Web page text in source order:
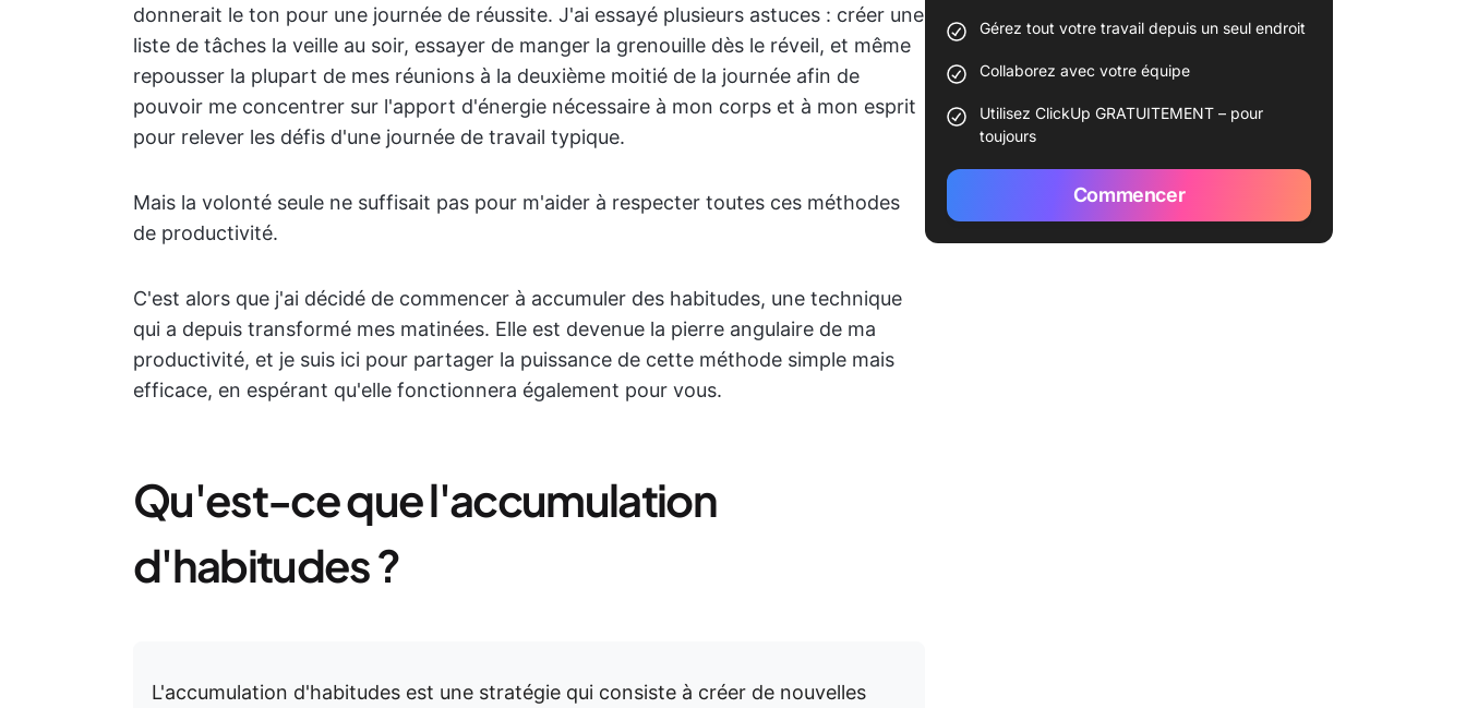
donnerait le ton pour une journée de réussite. J'ai essayé plusieurs astuces : créer une
liste de tâches la veille au soir, essayer de manger la grenouille dès le réveil, et même
repousser la plupart de mes réunions à la deuxième moitié de la journée afin de
pouvoir me concentrer sur l'apport d'énergie nécessaire à mon corps et à mon esprit
pour relever les défis d'une journée de travail typique.
Mais la volonté seule ne suffisait pas pour m'aider à respecter toutes ces méthodes
de productivité.
C'est alors que j'ai décidé de commencer à accumuler des habitudes, une technique
qui a depuis transformé mes matinées. Elle est devenue la pierre angulaire de ma
productivité, et je suis ici pour partager la puissance de cette méthode simple mais
efficace, en espérant qu'elle fonctionnera également pour vous.
Qu'est-ce que l'accumulation
d'habitudes ?
L'accumulation d'habitudes est une stratégie qui consiste à créer de nouvelles
Gérez tout votre travail depuis un seul endroit
Collaborez avec votre équipe
Utilisez ClickUp GRATUITEMENT – pour
toujours
Commencer